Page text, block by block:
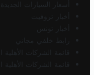
أسعار السيارات
أخبار تروفيت
أخبار تونس
رابط خلفي مجاني
قائمة الشركات الأهلية
قائمة الشركات الأهلية